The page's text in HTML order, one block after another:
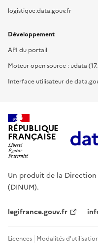
logistique.data.gouv.fr
Développement
API du portail
Moteur open source : udata
Interface utilisateur de
RÉPUBLIQUE
FRANÇAISE
Un produit de la
(DINUM).
legifrance.gouv.fr
Licences Modalités